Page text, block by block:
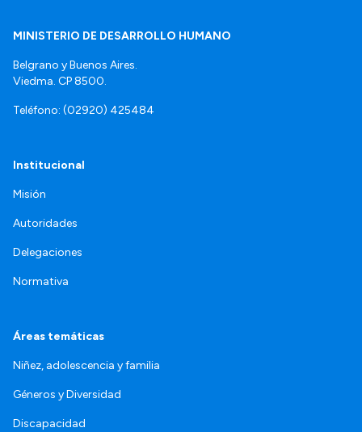
MINISTERIO DE DESARROLLO HUMANO
Belgrano y Buenos Aires.
Viedma. CP 8500.
Teléfono: (02920) 425484
Institucional
Misión
Autoridades
Delegaciones
Normativa
Áreas temáticas
Niñez, adolescencia y familia
Géneros y Diversidad
Discapacidad